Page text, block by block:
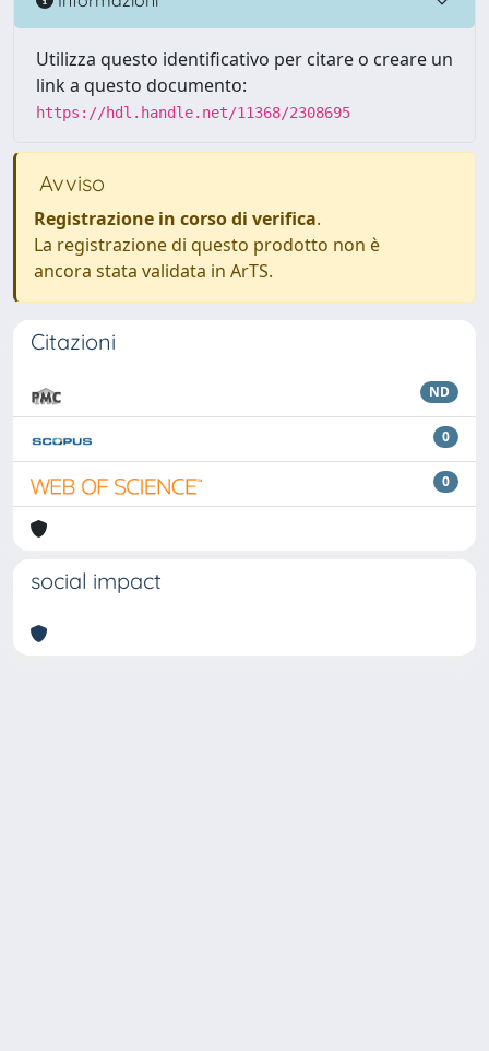
Utilizza questo identificativo per citare o creare un
link a questo documento:
https://hdl.handle.net/11368/2308695
Avviso
Registrazione in corso di verifica.
La registrazione di questo prodotto non è
ancora stata validata in ArTS.
Citazioni
ND
0
0
social impact